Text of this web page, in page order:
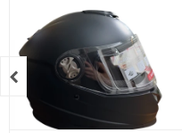
